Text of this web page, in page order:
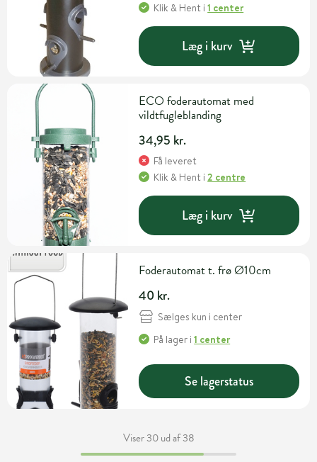
Klik & Hent i1 center
Læg i kurv
ECO foderautomat med
vildtfugleblanding
34,95 kr.
Få leveret
Klik & Hent i2 centre
Læg i kurv
Foderautomat t. frø Ø10cm
40 kr.
Sælges kun i center
På lager i1 center
Se lagerstatus
Viser 30 ud af 38